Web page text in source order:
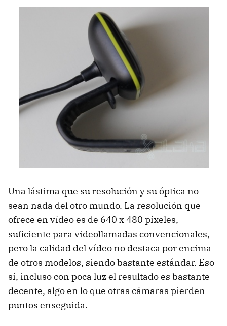
Una lástima que su resolución y su óptica no
sean nada del otro mundo. La resolución que
ofrece en vídeo es de 640 x 480 píxeles,
suficiente para videollamadas convencionales,
pero la calidad del vídeo no destaca por encima
de otros modelos, siendo bastante estándar. Eso
sí, incluso con poca luz el resultado es bastante
decente, algo en lo que otras cámaras pierden
puntos enseguida.